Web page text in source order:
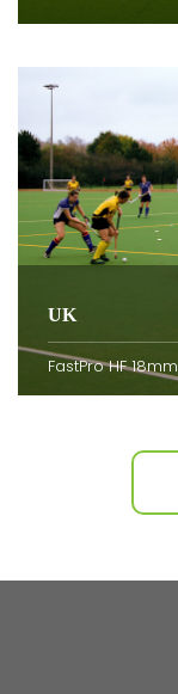
UK
FastPro HF 18mm